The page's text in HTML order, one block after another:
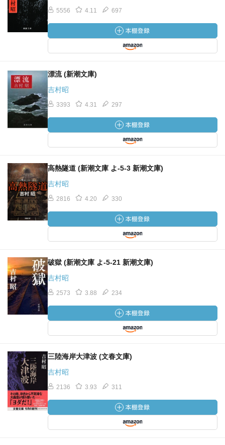
5556 4.11 697
漂流 (新潮文庫)
吉村昭
3393 4.31 297
高熱隧道 (新潮文庫 よ-5-3 新潮文庫)
吉村昭
2816 4.20 330
破獄 (新潮文庫 よ-5-21 新潮文庫)
吉村昭
2573 3.88 234
三陸海岸大津波 (文春文庫)
吉村昭
2136 3.93 311